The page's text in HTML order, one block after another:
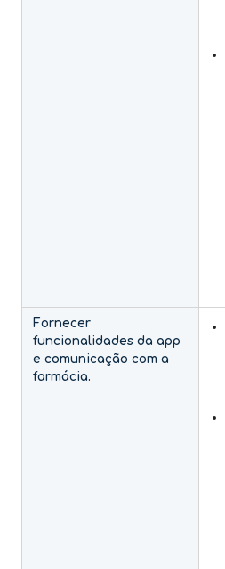
Fornecer
funcionalidades da app
e comunicação com a
farmácia.